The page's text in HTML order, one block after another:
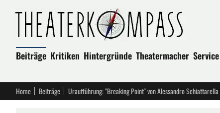
Beiträge Kritiken Hintergründe Theatermacher Service
Home Beiträge